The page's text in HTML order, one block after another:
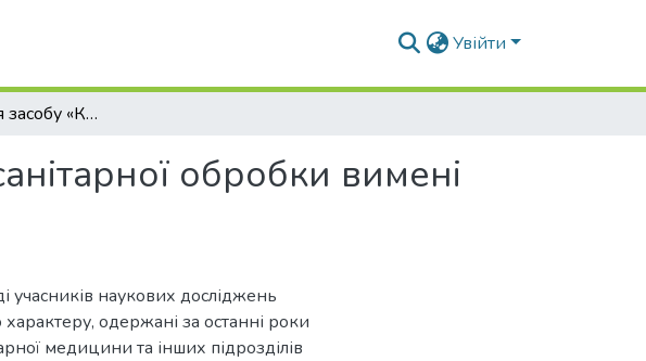
Увійти
Використання засобу «Комбійод» для санітарної обробки вимені корів
обробки вимені
учасників наукових досліджень
одержані за останні роки
медицини та інших підрозділів